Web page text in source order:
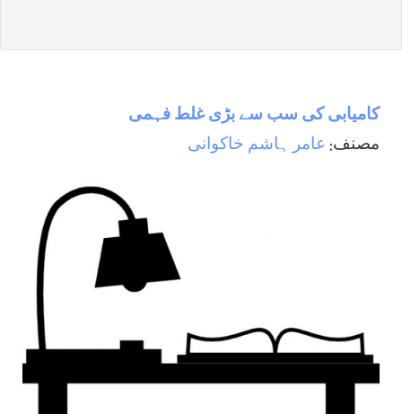
کامیابی کی سب سے بڑی غلط فہمی
مصنف: عامر ہاشم خاکوانی